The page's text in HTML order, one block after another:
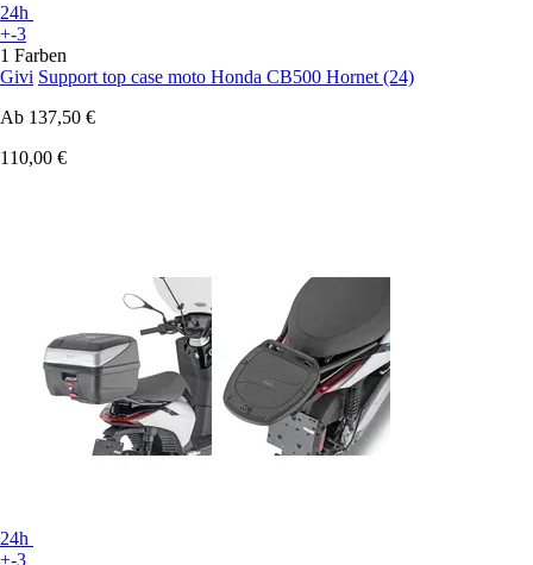
24h
+-3
1 Farben
Givi Support top case moto Honda CB500 Hornet (24)
Ab 137,50 €
110,00 €
24h
+-3